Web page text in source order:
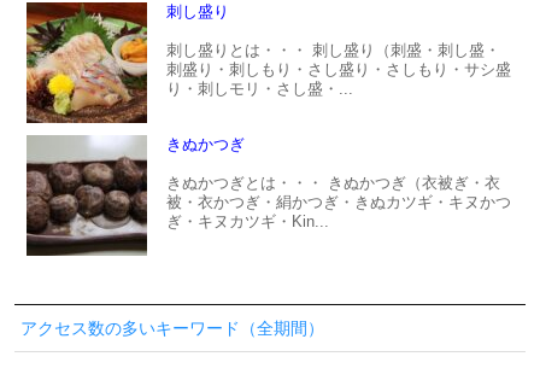
刺し盛り
刺し盛りとは・・・ 刺し盛り（刺盛・刺し盛・
刺盛り・刺しもり・さし盛り・さしもり・サシ盛
り・刺しモリ・さし盛・...
きぬかつぎ
きぬかつぎとは・・・ きぬかつぎ（衣被ぎ・衣
被・衣かつぎ・絹かつぎ・きぬカツギ・キヌかつ
ぎ・キヌカツギ・Kin...
アクセス数の多いキーワード（全期間）